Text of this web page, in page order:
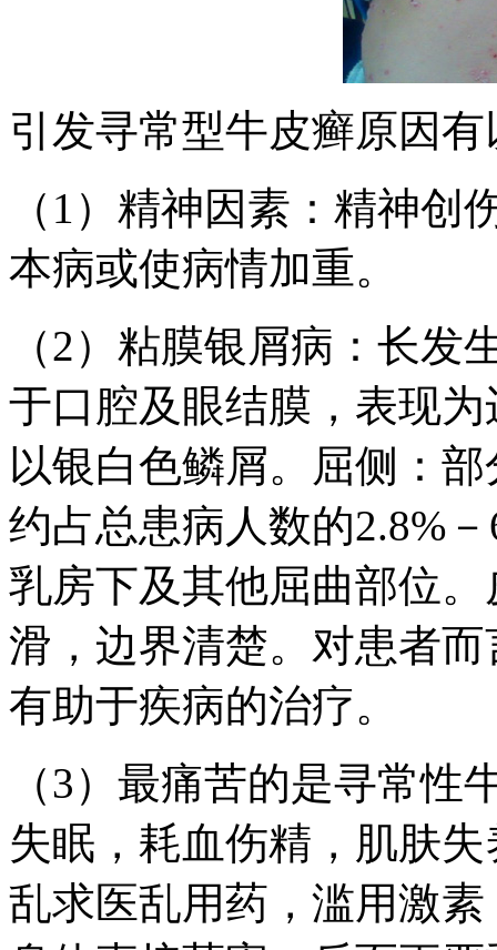
引发寻常型牛皮癣原因
（1）精神因素：精神
本病或使病情加重。
（2）粘膜银屑病：长
于口腔及眼结膜，表现
以银白色鳞屑。屈侧：
约占总患病人数的2.8%
乳房下及其他屈曲部位
滑，边界清楚。对患者
有助于疾病的治疗。
（3）最痛苦的是寻常
失眠，耗血伤精，肌肤
乱求医乱用药，滥用激